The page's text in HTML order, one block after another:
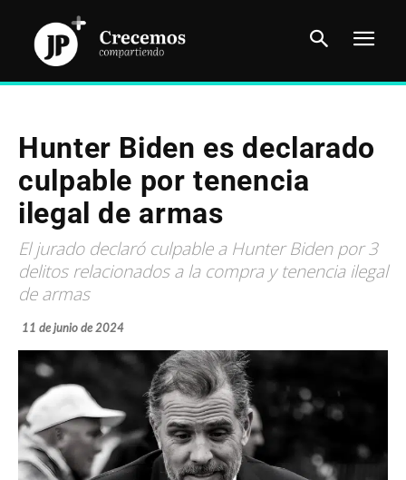
Hunter Biden es declarado
culpable por tenencia
ilegal de armas
El jurado declaró culpable a Hunter Biden por 3
delitos relacionados a la compra y tenencia ilegal
de armas
11 de junio de 2024